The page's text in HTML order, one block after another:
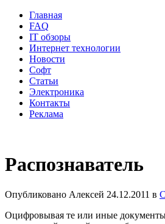
Главная
FAQ
IT обзоры
Интернет технологии
Новости
Софт
Статьи
Электроника
Контакты
Реклама
Распознаватель
Опубликовано Алексей 24.12.2011 в
Оцифровывая те или иные